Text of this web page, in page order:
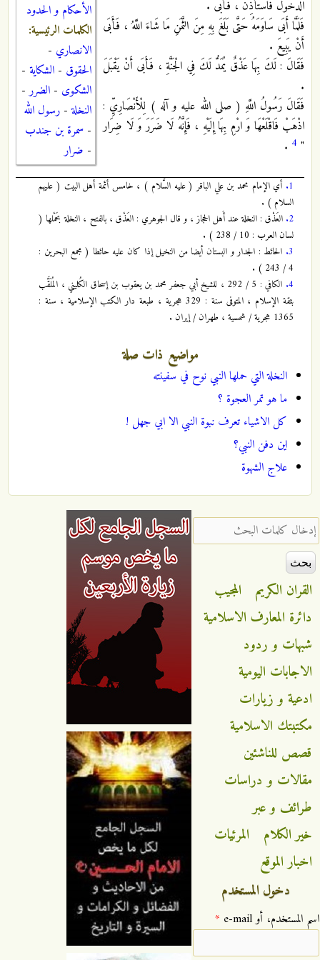
الأحكام و الحدود
الكلمات الرئيسية:
الانصاري -
الحقوق - الشكاية -
الشكوى - الضرر-
النخلة- رسول الله
- سمرة بن جندب
- ضرار
الدُّخُولَ فَاسْتَأْذِنْ ، فَأَبَى .
فَلَمَّا أَبَى سَاوَمَهُ حَتَّى بَلَغَ بِهِ مِنَ الثَّمَنِ مَا شَاءَ اللَّهُ ، فَأَبَى
أَنْ يَبِيعَ .
فَقَالَ : لَكَ بِهَا عَذْقٌ يُمَدُّ لَكَ فِي الْجَنَّةِ ، فَأَبَى أَنْ يَقْبَلَ
.
فَقَالَ رَسُولُ اللَّهِ ( صلى الله عليه و آله ) لِلْأَنْصَارِيِّ :
اذْهَبْ فَاقْلَعْهَا وَ ارْمِ بِهَا إِلَيْهِ ، فَإِنَّهُ لَا ضَرَرَ وَ لَا ضِرَار
"
4
.
1. أي الإمام محمد بن علي الباقر ( عليه السَّلام ) ، خامس أئمة أهل البيت ( عليهم
السلام ) .
2. العَذْق : النخلة عند أَهل الحجاز ، و قال الجوهري : العَذْق ، بالفتح ، النخلة بحَمْلها (
لسان العرب : 10 / 238 ) .
3. الحائط : الجدار و البستان أيضا من النخيل إذا كان عليه حائطا ( مجمع البحرين :
4 / 243 ) .
4.
الكافي : 5 / 292 ، للشيخ أبي جعفر محمد بن يعقوب بن إسحاق الكُليني ، المُلَقَّب
بثقة الإسلام ، المتوفى سنة : 329 هجرية ، طبعة دار الكتب الإسلامية ، سنة :
1365 هجرية / شمسية ، طهران / إيران .
مواضيع ذات صلة
النخلة التي حملها النبي نوح في سفينته
ما هو تمر العجوة ؟
كل الاشياء تعرف نبوة النبي الا ابي جهل !
اين دفن النبي؟
علاج الشهوة
‏إدخال كلمات البحث ‏
القران الكريم
المجيب
دائرة المعارف الاسلامية
شبهات و ردود
الاجابات اليومية
ادعية و زيارات
مكتبتك الاسلامية
قصص للناشئين
مقالات و دراسات
طرائف و عبر
خير الكلام
المرئيات
اخبار الموقع
دخول المستخدم
‏اسم المستخدم، أو e-mail ‏ *